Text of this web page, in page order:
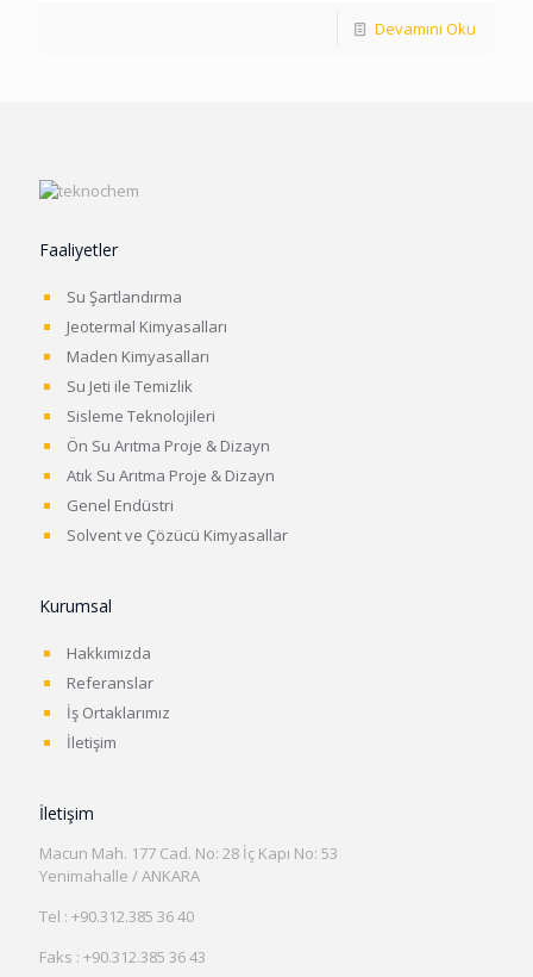
Devamını Oku
Faaliyetler
Su Şartlandırma
Jeotermal Kimyasalları
Maden Kimyasalları
Su Jeti ile Temizlik
Sisleme Teknolojileri
Ön Su Arıtma Proje & Dizayn
Atık Su Arıtma Proje & Dizayn
Genel Endüstri
Solvent ve Çözücü Kimyasallar
Kurumsal
Hakkımızda
Referanslar
İş Ortaklarımız
İletişim
İletişim
Macun Mah. 177 Cad. No: 28 İç Kapı No: 53
Yenimahalle / ANKARA
Tel : +90.312.385 36 40
Faks : +90.312.385 36 43